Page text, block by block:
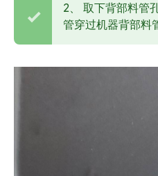
2、 取下背部料管
管穿过机器背部料